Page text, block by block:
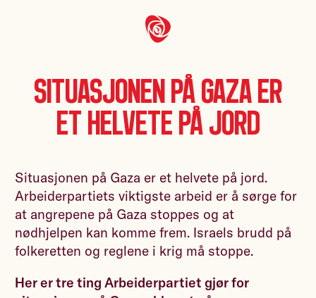
Situasjonen på Gaza er
et helvete på jord
Situasjonen på Gaza er et helvete på jord.
Arbeiderpartiets viktigste arbeid er å sørge for
at angrepene på Gaza stoppes og at
nødhjelpen kan komme frem. Israels brudd på
folkeretten og reglene i krig må stoppe.
Her er tre ting Arbeiderpartiet gjør for